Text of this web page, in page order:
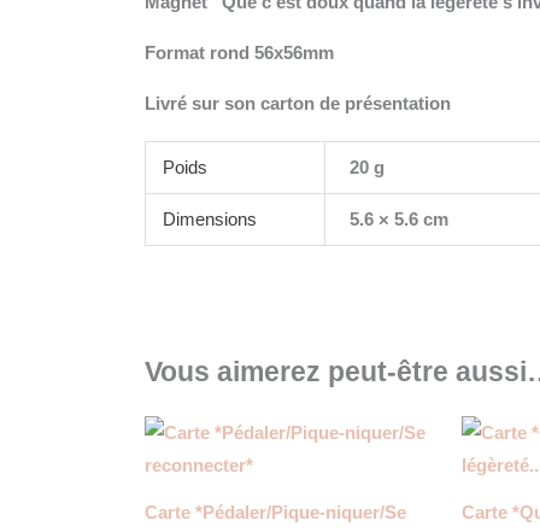
Format rond 56x56mm
Livré sur son carton de présentation
Poids 20 g
Dimensions 5.6 × 5.6 cm
Vous aimerez peut-être
Carte *Pédaler/Pique-niquer/Se
Carte